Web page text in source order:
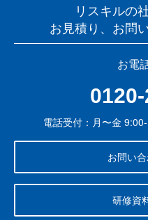
リスキルの
お見積り、お問
お電
電話受付：月〜金
お問い
研修資